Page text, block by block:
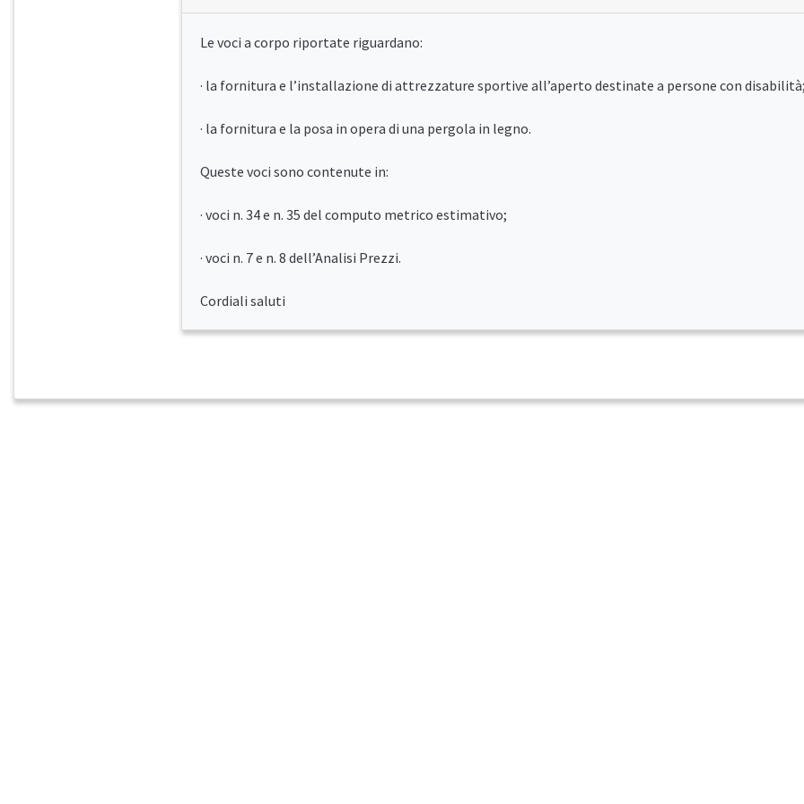
Le voci a corpo riportate riguardano:
· la fornitura e l’installazione di attrezzature sportive all’aperto destinate a persone con
· la fornitura e la posa in opera di una pergola in legno.
Queste voci sono contenute in:
· voci n. 34 e n. 35 del computo metrico estimativo;
· voci n. 7 e n. 8 dell’Analisi Prezzi.
Cordiali saluti